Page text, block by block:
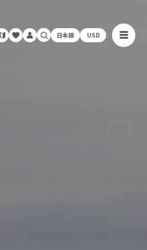
日本語 USD